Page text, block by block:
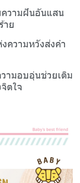
วามฝันอันแสน
าย
ความหวังส่งคำ
มอบอุ่นช่วยเติม
ตใจ